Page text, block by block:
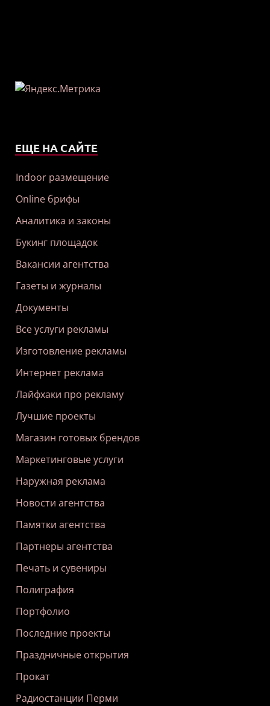
ЕЩЕ НА САЙТЕ
Indoor размещение
Online брифы
Аналитика и законы
Букинг площадок
Вакансии агентства
Газеты и журналы
Документы
Все услуги рекламы
Изготовление рекламы
Интернет реклама
Лайфхаки про рекламу
Лучшие проекты
Магазин готовых брендов
Маркетинговые услуги
Наружная реклама
Новости агентства
Памятки агентства
Партнеры агентства
Печать и сувениры
Полиграфия
Портфолио
Последние проекты
Праздничные открытия
Прокат
Радиостанции Перми